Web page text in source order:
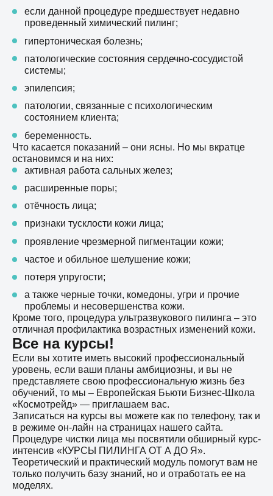
если данной процедуре предшествует недавно
проведенный химический пилинг;
гипертоническая болезнь;
патологические состояния сердечно-сосудистой
системы;
эпилепсия;
патологии, связанные с психологическим
состоянием клиента;
беременность.
Что касается показаний – они ясны. Но мы вкратце
остановимся и на них:
активная работа сальных желез;
расширенные поры;
отёчность лица;
признаки тусклости кожи лица;
проявление чрезмерной пигментации кожи;
частое и обильное шелушение кожи;
потеря упругости;
а также черные точки, комедоны, угри и прочие
проблемы и несовершенства кожи.
Кроме того, процедура ультразвукового пилинга – это
отличная профилактика возрастных изменений кожи.
Все на курсы!
Если вы хотите иметь высокий профессиональный
уровень, если ваши планы амбициозны, и вы не
представляете свою профессиональную жизнь без
обучений, то мы – Европейская Бьюти Бизнес-Школа
«Космотрейд» — приглашаем вас.
Записаться на курсы вы можете как по телефону, так и
в режиме он-лайн на страницах нашего сайта.
Процедуре чистки лица мы посвятили обширный курс-
интенсив «КУРСЫ ПИЛИНГА ОТ А ДО Я».
Теоретический и практический модуль помогут вам не
только получить базу знаний, но и отработать ее на
моделях.